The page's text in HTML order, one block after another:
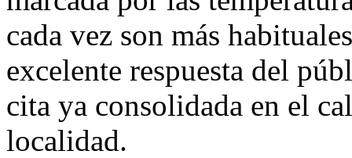
cada vez son más
excelente respuesta del
cita ya consolidada en el
localidad.